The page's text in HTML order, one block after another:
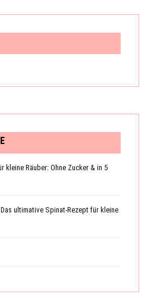
kleine Räuber: Ohne Zucker & in 5
ultimative Spinat-Rezept für kleine